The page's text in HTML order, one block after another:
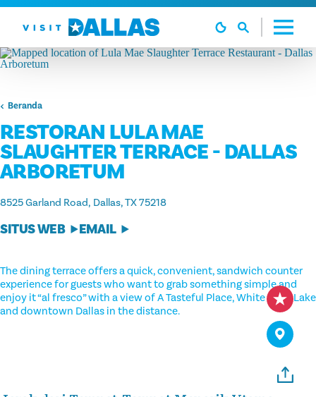
Langsung ke isi
Beranda
RESTORAN LULA MAE
SLAUGHTER TERRACE - DALLAS
ARBORETUM
8525 Garland Road Dallas, TX 75218
SITUS WEB EMAIL
The dining terrace offers a quick, convenient, sandwich counter
experience for guests who want to grab something simple and
enjoy it “al fresco” with a view of A Tasteful Place, White Rock Lake
and downtown Dallas in the distance.